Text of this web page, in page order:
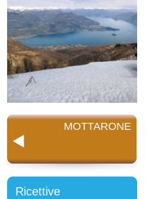
MOTTARONE
Ricettive